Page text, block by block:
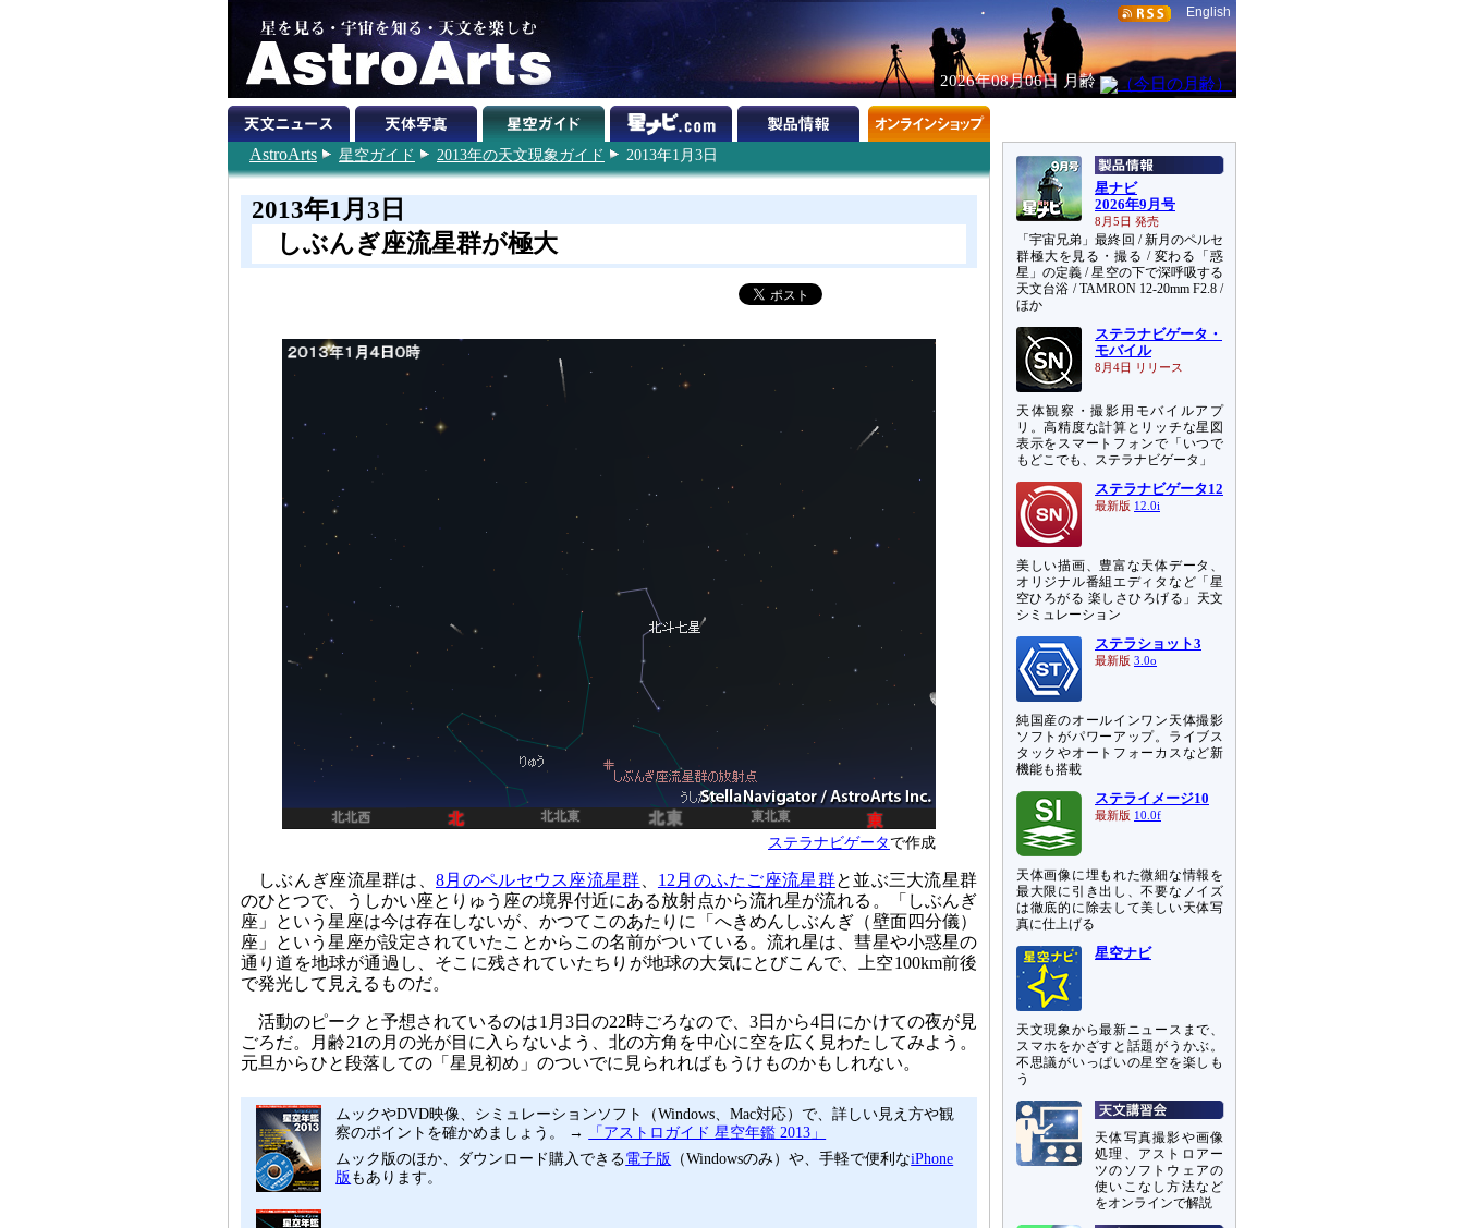
English
2026年08月06日 月齢
AstroArts 星空ガイド 2013年の天文現象ガイド 2013年1月3日
2013年1月3日
しぶんぎ座流星群が極大
ステラナビゲータで作成
しぶんぎ座流星群は、 8月のペルセウス座流星群 12月のふたご座流星群と並ぶ三大流星群
のひとつで、うしかい座とりゅう座の境界付近にある放射点から流れ星が流れる。「しぶんぎ
座」という星座は今は存在しないが、かつてこのあたりに「へきめんしぶんぎ（壁面四分儀）
座」という星座が設定されていたことからこの名前がついている。流れ星は、彗星や小惑星の
通り道を地球が通過し、そこに残されていたちりが地球の大気にとびこんで、上空100km前後
で発光して見えるものだ。
活動のピークと予想されているのは1月3日の22時ごろなので、3日から4日にかけての夜が見
ごろだ。月齢21の月の光が目に入らないよう、北の方角を中心に空を広く見わたしてみよう。
元旦からひと段落しての「星見初め」のついでに見られればもうけものかもしれない。
ムックやDVD映像、シミュレーションソフト（Windows、Mac対応）で、詳しい見え方や観
察のポイントを確かめましょう。 →
「アストロガイド 星空年鑑 2013」
ムック版のほか、ダウンロード購入できる電子版 （Windowsのみ）や、手軽で便利なiPhone
版もあります。
星ナビ
2026年9月号
8月5日 発売
「宇宙兄弟」最終回 / 新月のペルセ
群極大を見る・撮る / 変わる「惑
星」の定義 / 星空の下で深呼吸する
天文台浴 / TAMRON 12-20mm F2.8 /
ほか
ステラナビゲータ・
モバイル
8月4日 リリース
天体観察・撮影用モバイルアプ
リ。高精度な計算とリッチな星図
表示をスマートフォンで「いつで
もどこでも、ステラナビゲータ」
ステラナビゲータ12
最新版 12.0i
美しい描画、豊富な天体データ、
オリジナル番組エディタなど「星
空ひろがる 楽しさひろげる」天文
シミュレーション
ステラショット3
最新版 3.0o
純国産のオールインワン天体撮影
ソフトがパワーアップ。ライブス
タックやオートフォーカスなど新
機能も搭載
ステライメージ10
最新版 10.0f
天体画像に埋もれた微細な情報を
最大限に引き出し、不要なノイズ
は徹底的に除去して美しい天体写
真に仕上げる
星空ナビ
天文現象から最新ニュースまで、
スマホをかざすと話題がうかぶ。
不思議がいっぱいの星空を楽しも
う
天体写真撮影や画像
処理、アストロアー
ツのソフトウェアの
使いこなし方法など
をオンラインで解説